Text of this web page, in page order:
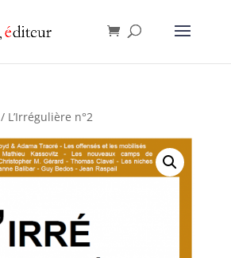
/ L’Irrégulière n°2